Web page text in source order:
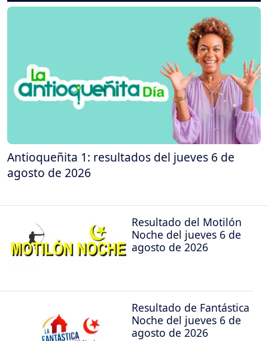
Antioqueñita 1: resultados del jueves 6 de
agosto de 2026
Resultado del Motilón
Noche del jueves 6 de
agosto de 2026
Resultado de Fantástica
Noche del jueves 6 de
agosto de 2026